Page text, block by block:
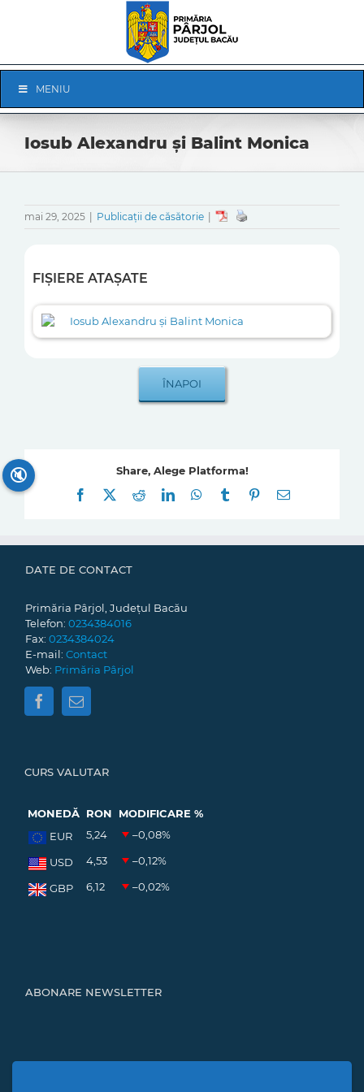
Navigation
MENIU
Iosub Alexandru și Balint Monica
mai 29, 2025 Publicații de căsătorie
FIȘIERE ATAȘATE
Iosub Alexandru și Balint Monica
Share, Alege Platforma!
Facebook
RedditLinkedInWhatsApp
Tumblr Pinterest
E-
DATE DE CONTACT
Primăria Pârjol, Județul Bacău
Telefon: 0234384016
Fax: 0234384024
E-mail: Contact
Web: Primăria Pârjol
CURS VALUTAR
MONEDĂ RON
MODIFICARE %
EUR
5,24 –0,08%
USD 4,53 –0,12%
GBP 6,12 –0,02%
ABONARE NEWSLETTER
🔇